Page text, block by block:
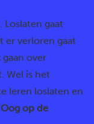
Loslaten gaat
er verloren gaat
gaan over
Wel is het
leren loslaten en
Oog op de